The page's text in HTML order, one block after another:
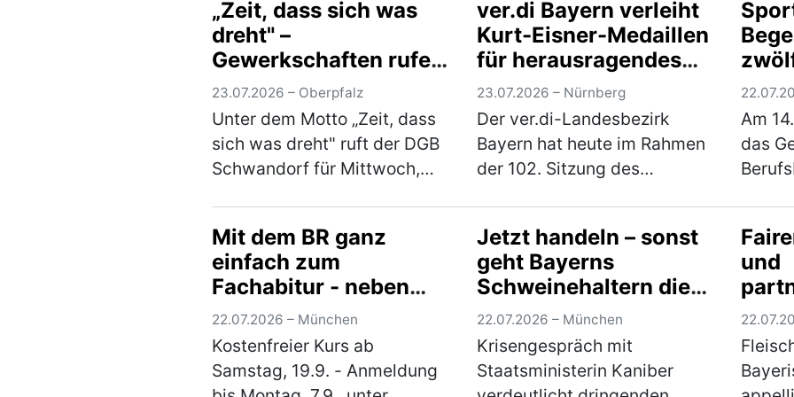
bevorstehenden
Sommerferienbeginns
nächste Woche mit dem
Aut…(mehr)
erhält für ihre
Mineralwassermarke
„Elisabethen Quelle“ das
begehrte…(mehr)
einem
244
(mehr)
„Zeit, dass sich was
dreht" –
Gewerkschaften rufen
zur Demonstration in
Schwandorf auf
23.07.2026 – Oberpfalz
Unter dem Motto „Zeit, dass
sich was dreht" ruft der DGB
Schwandorf für Mittwoch,
Marktplatz Schwandorf auf.
Im Mittelpunkt stehen die
Sorgen der B…(mehr)
ver.di Bayern verleiht
Kurt-Eisner-Medaillen
für herausragendes
ehrenamtliches
Engagement
23.07.2026 – Nürnberg
Der ver.di-Landesbezirk
Bayern hat heute im Rahmen
der 102. Sitzung des
Kolleg*innen mit der Kurt-
Eisner-Medaille
ausgezeichnet. Mit der
höchsten Eh…(mehr)
Am
das
Mit dem BR ganz
einfach zum
Fachabitur - neben
Beruf und Familie.
Jetzt anmelden bei
"kolleg24"
22.07.2026 – München
Kostenfreier Kurs ab
Samstag, 19.9. - Anmeldung
Jetzt handeln – sonst
geht Bayerns
Schweinehaltern die
Luft aus
22.07.2026 – München
Krisengespräch mit
Staatsministerin Kaniber
und
n